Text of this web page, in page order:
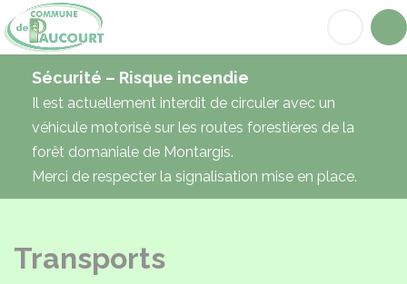
Sécurité – Risque incendie
Il est actuellement interdit de circuler avec un
véhicule motorisé sur les routes forestières de la
forêt domaniale de Montargis.
Merci de respecter la signalisation mise en place.
Transports